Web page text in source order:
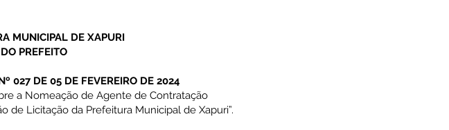
MUNICIPAL DE XAPURI
PREFEITO
027 DE 05 DE FEVEREIRO DE 2024
a Nomeação de Agente de Contratação
de Licitação da Prefeitura Municipal de Xapuri”.